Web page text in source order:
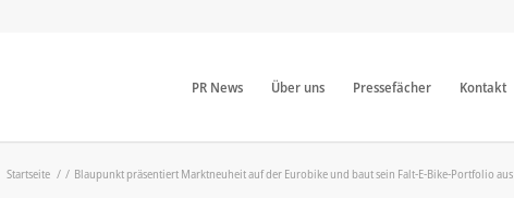
PR News Über uns Pressefächer Kontakt
Startseite / / Blaupunkt präsentiert Marktneuheit auf der Eurobike und baut sein Falt-E-Bike-Portfolio aus